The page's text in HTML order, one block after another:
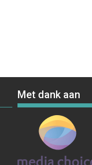
Met dank aan